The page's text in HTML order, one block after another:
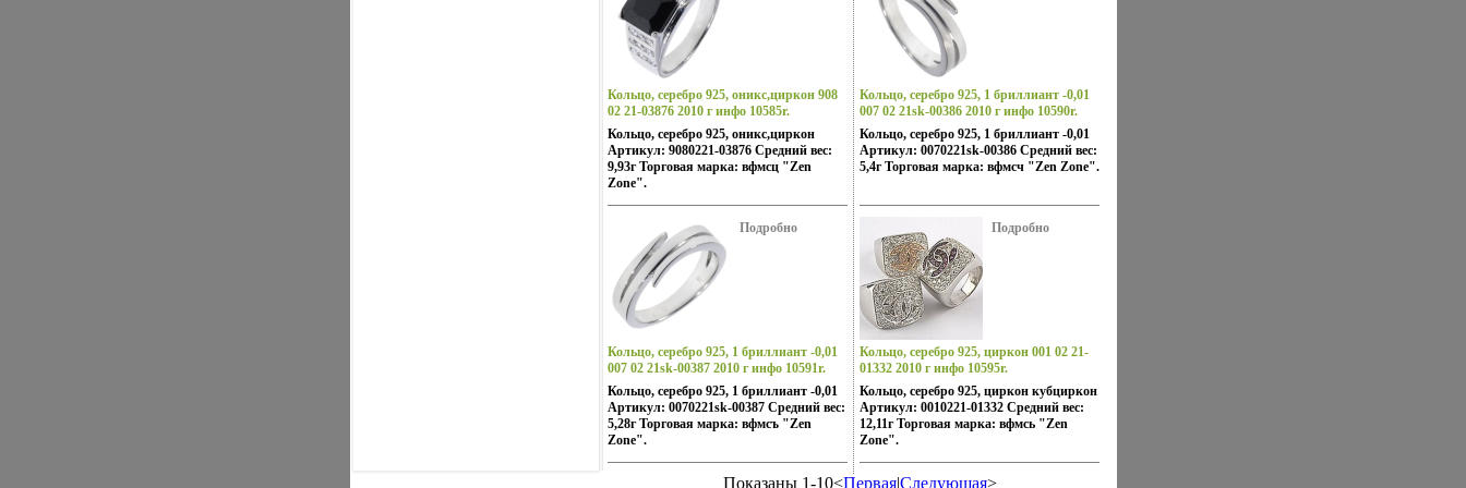
неонового Токио, обаяние французских
кофеин, безудержная роскошь
индийских дворцов, романтика
коралловых рифов и лазурных
побережий Бали, динамика моды и
тенденций Милана – все это
воплотилось в ювелирных шедеврах
Zeвеялцn Zone Дизайнеры изменили
традиционному подходу создания
украшений, как деталей украшающих
образ Украшения Zen Zone дарят вам
привилегию избранных –
подчеркивать, менять и создавать свой
неповторимый образ, приобретая при
этом заряд настроения и уверенность в
своем успехе.
Кольцо, серебро 925, оникс,циркон 908
02 21-03876 2010 г инфо 10585r.
Кольцо, серебро 925, оникс,циркон
Артикул: 9080221-03876 Средний вес:
9,93г Торговая марка: вфмсц "Zen
Zone".
Подробно
Кольцо, серебро 925, 1 бриллиант -0,01
007 02 21sk-00387 2010 г инфо 10591r.
Кольцо, серебро 925, 1 бриллиант -0,01
Артикул: 0070221sk-00387 Средний вес:
5,28г Торговая марка: вфмсъ "Zen
Zone".
Кольцо, серебро 925, 1 бриллиант -0,01
007 02 21sk-00386 2010 г инфо 10590r.
Кольцо, серебро 925, 1 бриллиант -0,01
Артикул: 0070221sk-00386 Средний вес:
5,4г Торговая марка: вфмсч "Zen Zone".
Подробно
Кольцо, серебро 925, циркон 001 02 21-
01332 2010 г инфо 10595r.
Кольцо, серебро 925, циркон кубциркон
Артикул: 0010221-01332 Средний вес:
12,11г Торговая марка: вфмсь "Zen
Zone".
Показаны 1-10<Первая|Следующая>